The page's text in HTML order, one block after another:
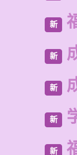
新
新
新
新
新